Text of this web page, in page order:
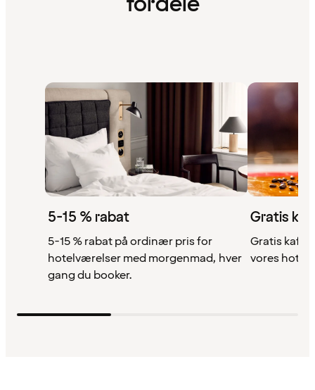
5-15 % rabat
5-15 % rabat på ordinær pris for
hotelværelser med morgenmad, hver
gang du booker.
Gratis
Gratis
vores